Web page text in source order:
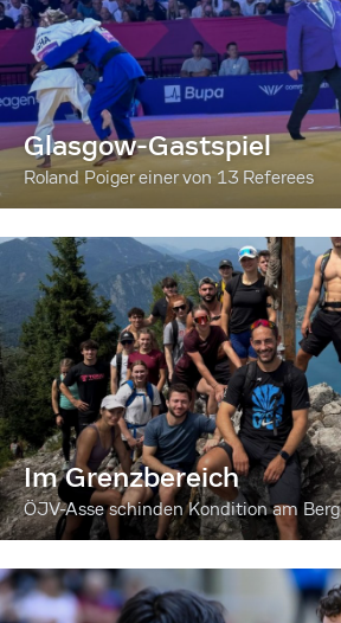
Glasgow-Gastspiel
Roland Poiger einer von 13 Referees
Im Grenzbereich
ÖJV-Asse schinden Kondition am Berg